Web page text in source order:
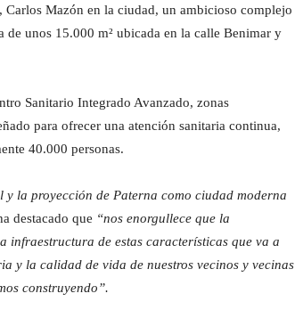
Carlos Mazón en la ciudad, un ambicioso complejo
unos 15.000 m² ubicada en la calle Benimar y
Sanitario Integrado Avanzado, zonas
para ofrecer una atención sanitaria continua,
40.000 personas.
la proyección de Paterna como ciudad moderna
destacado que “nos enorgullece que la
de estas características que va a
y la calidad de vida de nuestros vecinos y vecinas
construyendo”.